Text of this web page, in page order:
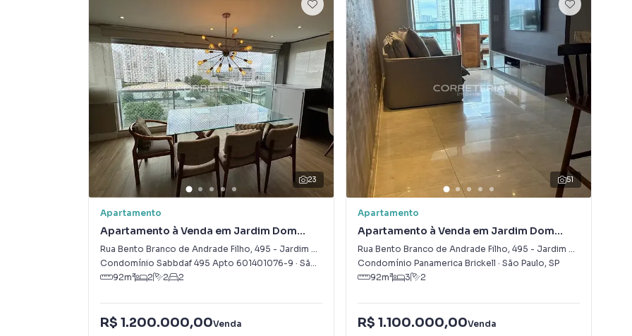
23
Apartamento
Apartamento à Venda em Jardim Dom
Bosco
Rua Bento Branco de Andrade Filho, 495 - Jardim Dom Bosco
Condomínio Sabbdaf 495 Apto 601401076-9 · São Paulo
92m² 2 2 2
R$ 1.200.000,00Venda
51
Apartamento
Apartamento à Venda em Jardim Dom
Bosco
Rua Bento Branco de Andrade Filho, 495 - Jardim Dom Bosco
Condomínio Panamerica Brickell · São Paulo, SP
92m² 3 2
R$ 1.100.000,00Venda